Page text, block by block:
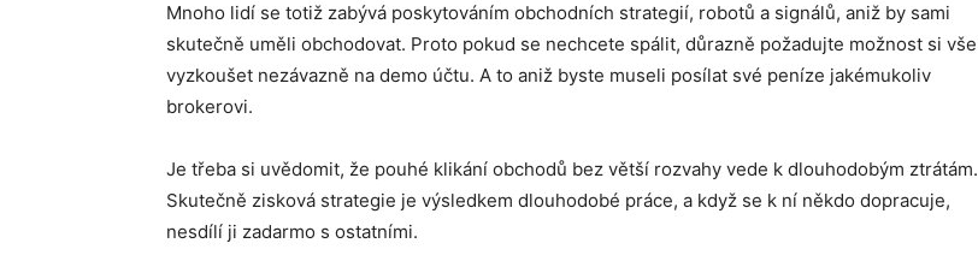
Mnoho lidí se totiž zabývá poskytováním obchodních strategií, robotů a signálů, aniž by sami
skutečně uměli obchodovat. Proto pokud se nechcete spálit, důrazně požadujte možnost si vše
vyzkoušet nezávazně na demo účtu. A to aniž byste museli posílat své peníze jakémukoliv
brokerovi.
Je třeba si uvědomit, že pouhé klikání obchodů bez větší rozvahy vede k dlouhodobým ztrátám.
Skutečně zisková strategie je výsledkem dlouhodobé práce, a když se k ní někdo dopracuje,
nesdílí ji zadarmo s ostatními.